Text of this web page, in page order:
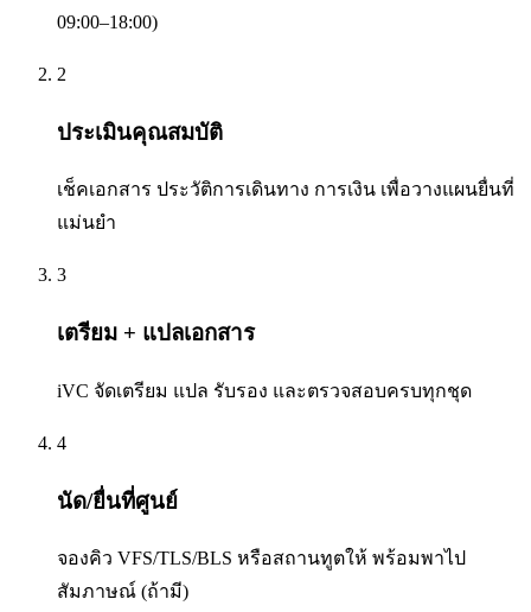
09:00–18:00)
2
ประเมินคุณสมบัติ
เช็คเอกสาร ประวัติการเดินทาง การเงิน เพื่อวางแผนยื่นที่
แม่นยำ
3
เตรียม + แปลเอกสาร
iVC จัดเตรียม แปล รับรอง และตรวจสอบครบทุกชุด
4
นัด/ยื่นที่ศูนย์
จองคิว VFS/TLS/BLS หรือสถานทูตให้ พร้อมพาไป
สัมภาษณ์ (ถ้ามี)